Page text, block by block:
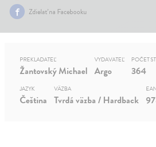
Zdielať na Facebooku
PREKLADATEĽ
Žantovský Michael
VYDAVATEĽ
Argo
POČET
364
JAZYK
Čeština
VÄZBA
Tvrdá väzba / Hardback